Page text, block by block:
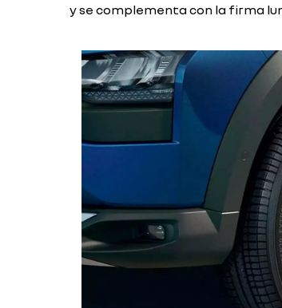
y se complementa con la firma